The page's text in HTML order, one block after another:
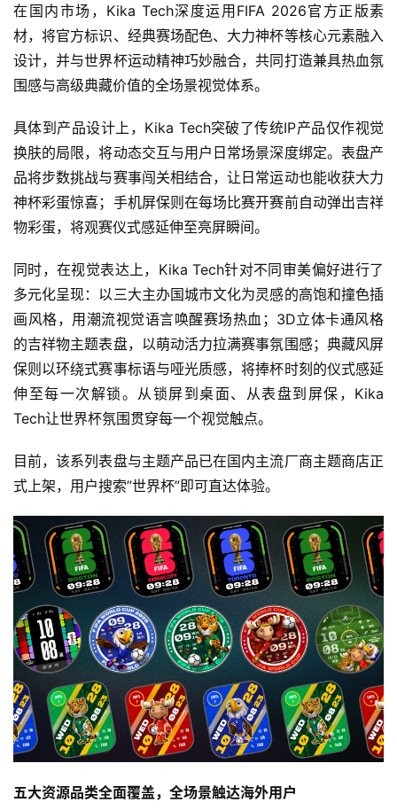
首
页
茶
原
游
戏
业
界
手
机
游
戏
机
在国内市场，Kika Tech深度运用FIFA 2026官方正版素
材，将官方标识、经典赛场配色、大力神杯等核心元素融入
设计，并与世界杯运动精神巧妙融合，共同打造兼具热血氛
围感与高级典藏价值的全场景视觉体系。
具体到产品设计上，Kika Tech突破了传统IP产品仅作视觉
换肤的局限，将动态交互与用户日常场景深度绑定。表盘产
品将步数挑战与赛事闯关相结合，让日常运动也能收获大力
神杯彩蛋惊喜；手机屏保则在每场比赛开赛前自动弹出吉祥
物彩蛋，将观赛仪式感延伸至亮屏瞬间。
同时，在视觉表达上，Kika Tech针对不同审美偏好进行了
多元化呈现：以三大主办国城市文化为灵感的高饱和撞色插
画风格，用潮流视觉语言唤醒赛场热血；3D立体卡通风格
的吉祥物主题表盘，以萌动活力拉满赛事氛围感；典藏风屏
保则以环绕式赛事标语与哑光质感，将捧杯时刻的仪式感延
伸至每一次解锁。从锁屏到桌面、从表盘到屏保，Kika
Tech让世界杯氛围贯穿每一个视觉触点。
目前，该系列表盘与主题产品已在国内主流厂商主题商店正
式上架，用户搜索”世界杯”即可直达体验。
五大资源品类全面覆盖，全场景触达海外用户